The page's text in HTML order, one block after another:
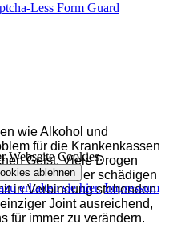
Less Form Guard
wie Alkohol und
für die Krankenkassen
Geist. Viele Drogen
im Gehirn oder schädigen
in Verbindung stehenden
Joint ausreichend,
für immer zu verändern.
Webseite Cookies.
ablehnen
erhalten sie hier. Impressum